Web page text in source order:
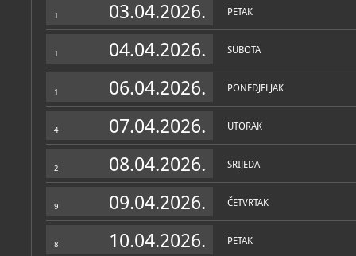
1 03.04.2026. PETAK
1 04.04.2026. SUBOTA
1 06.04.2026. PONEDJELJAK
4 07.04.2026. UTORAK
2 08.04.2026. SRIJEDA
9 09.04.2026. ČETVRTAK
8 10.04.2026. PETAK
OPĆI PODACI
Muzej
doma na zagrebačkomu
krajem 1830-ih godina
1846. g. smješten
povijesnog muzeja.